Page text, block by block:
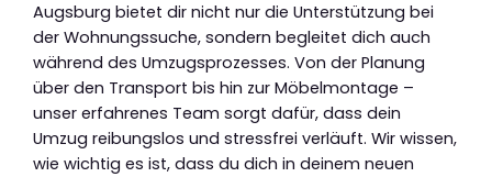
Augsburg bietet dir nicht nur die Unterstützung bei
der Wohnungssuche, sondern begleitet dich auch
während des Umzugsprozesses. Von der Planung
über den Transport bis hin zur Möbelmontage –
unser erfahrenes Team sorgt dafür, dass dein
Umzug reibungslos und stressfrei verläuft. Wir wissen,
wie wichtig es ist, dass du dich in deinem neuen